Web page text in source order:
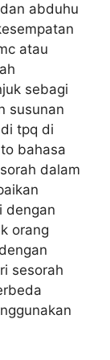
abduhu
atau
sebagi
susunan
tpq di
bahasa
dalam
dengan
orang
sesorah